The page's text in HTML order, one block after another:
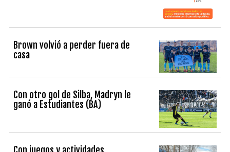
Brown volvió a perder fuera de
casa
Con otro gol de Silba, Madryn le
ganó a Estudiantes (BA)